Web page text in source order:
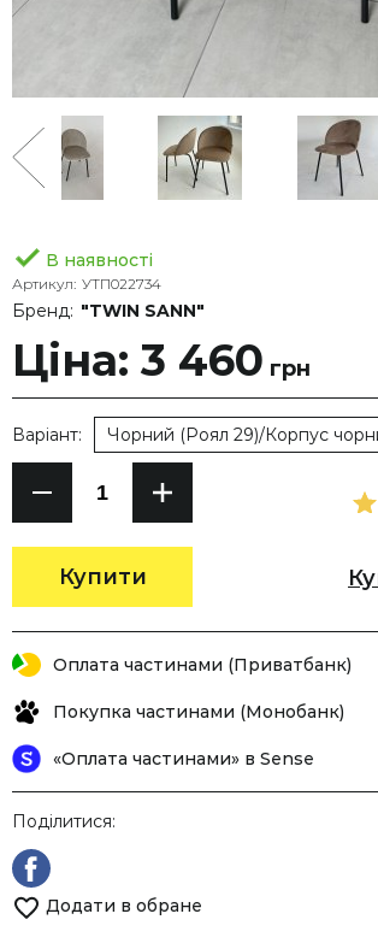
В наявності
Артикул: УТП022734
Бренд: "TWIN SANN"
Ціна: 3 460 грн
Купити
Варіант: Чорний (Роял 29)/Корпус
Оплата частинами (Приватбанк)
Покупка частинами (Монобанк)
«Оплата частинами» в Sense
Поділитися:
Додати в обране